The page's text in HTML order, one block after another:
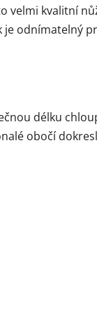
velmi kvalitní
je odnímatelný
délku
obočí